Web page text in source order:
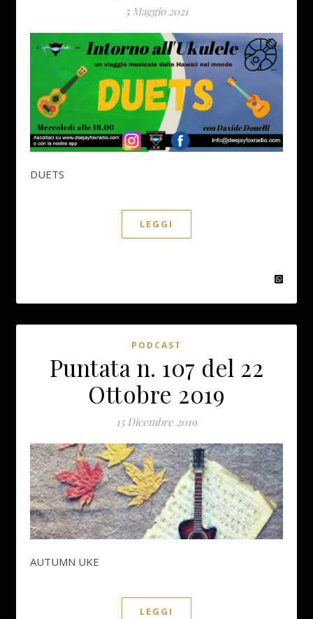
5 Maggio 2021
DUETS
LEGGI
PODCAST
Puntata n. 107 del 22
Ottobre 2019
15 Dicembre 2019
AUTUMN UKE
LEGGI